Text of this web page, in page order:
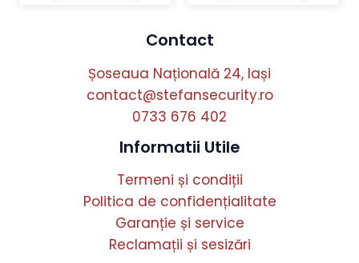
Contact
Șoseaua Națională 24, Iași
contact@stefansecurity.ro
0733 676 402
Informatii Utile
Termeni și condiții
Politica de confidențialitate
Garanție și service
Reclamații și sesizări